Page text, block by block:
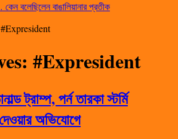
বলেছিলেন বাঙালিয়ানার প্রতীক
#Expresident
ট্রাম্প, পর্ন তারকা স্টর্মি
অভিযোগে